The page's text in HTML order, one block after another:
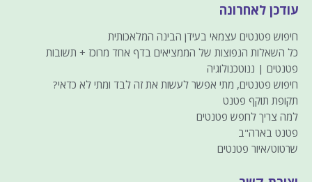
עודכן לאחרונה
חיפוש פטנטים עצמאי בעידן הבינה המלאכותית
כל השאלות הנפוצות של הממציאים בדף אחד מרוכז + תשובות
פטנטים | ננוטכנולוגיה
חיפוש פטנטים, מתי אפשר לעשות את זה לבד ומתי לא כדאי?
תקופת תוקף פטנט
למה צריך לחפש פטנטים
פטנט בארה"ב
שרטוט/איור פטנטים